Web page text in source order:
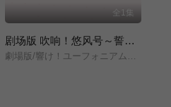
全1集
剧场版 吹响！悠风号～誓言的终章～
劇場版/響け！ユーフォニアム～誓いのフィナーレ～/